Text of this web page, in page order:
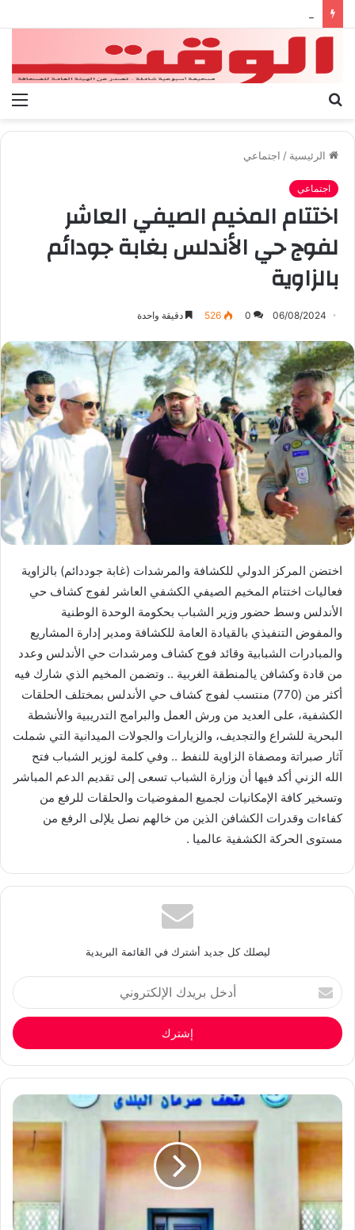
الرئيسية / اجتماعي
اجتماعي
اختتام المخيم الصيفي العاشر
لفوج حي الأندلس بغابة جودائم
بالزاوية
06/08/2024
0
526 دقيقة واحدة
اختضن المركز الدولي للكشافة والمرشدات (غابة جوددائم) بالزاوية
فعاليات اختتام المخيم الصيفي الكشفي العاشر لفوج كشاف حي
الأندلس وسط حضور وزير الشباب بحكومة الوحدة الوطنية
والمفوض التنفيذي بالقيادة العامة للكشافة ومدير إدارة المشاريع
والمبادرات الشبابية وقائد فوج كشاف ومرشدات حي الأندلس وعدد
من قادة وكشافن يالمنطقة الغربية .. وتضمن المخيم الذي شارك فيه
أكثر من (770) منتسب لفوج كشاف حي الأندلس بمختلف الحلقات
الكشفية، على العديد من ورش العمل والبرامج التدريبية والأنشطة
البحرية للشراع والتجديف، والزيارات والجولات الميدانية التي شملت
آثار صبراتة ومصفاة الزاوية للنفط .. وفي كلمة لوزير الشباب فتح
الله الزني أكد فيها أن وزارة الشباب تسعى إلى تقديم الدعم المباشر
وتسخير كافة الإمكانيات لجميع المفوضيات والحلقات للرفع من
كفاءات وقدرات الكشافن الذين من خالهم نصل يلإلى الرفع من
مستوى الحركة الكشفية عالميا .
ليصلك كل جديد أشترك في القائمة البريدية
أدخل
بريدك
الإلكتروني